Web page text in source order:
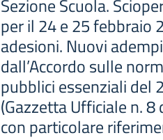
Sezione Scuola.
per il 24 e 25 febbraio
adesioni. Nuovi
dall’Accordo sulle
pubblici essenziali del
(Gazzetta Ufficiale n.
con particolare